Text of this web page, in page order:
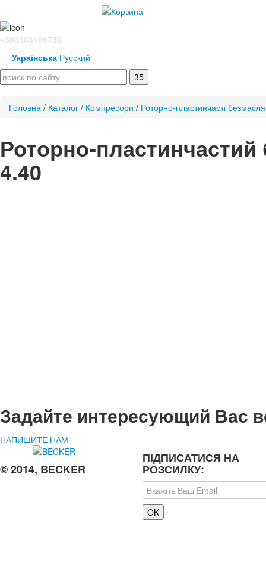
+380503106730
Українська Русский
Головна / Каталог / Компресори / Роторно-пластинчасті
Роторно-
4.40
Задайте интересующий Вас
НАПИШИТЕ НАМ
© 2014, BECKER
ПІДПИСАТИСЯ НА
РОЗСИЛКУ: